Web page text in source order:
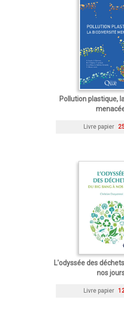
Pollution plastique,
Livre papier
L'odyssée des
nos
Livre papier